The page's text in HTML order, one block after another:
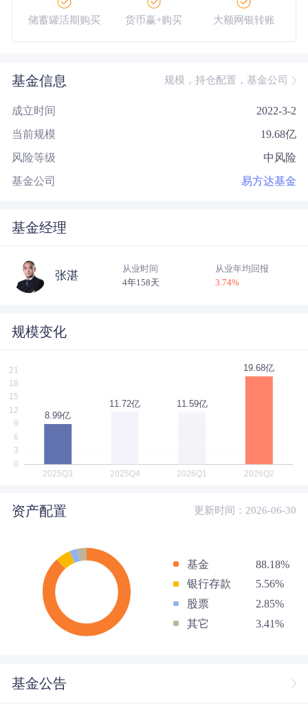
储蓄罐活期购买 货币赢+购买 大额网银转账
基金信息 规模，持仓配置，基金公司
成立时间 2022-3-2
当前规模 19.68亿
风险等级 中风险
基金公司 易方达基金
基金经理
张湛
从业时间
4年158天
从业年均回报
3.74%
规模变化
资产配置 更新时间：2026-06-30
基金
88.18%
银行存款
5.56%
股票
2.85%
其它
3.41%
基金公告